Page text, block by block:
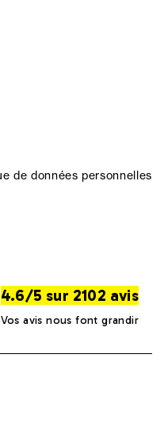
de données personnelles
4.6/5 sur 2102 avis
Vos avis nous font grandir